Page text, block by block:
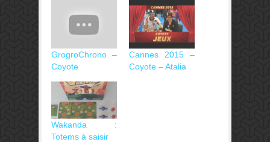
GrogroChrono –
Coyote
Cannes 2015 –
Coyote – Atalia
Wakanda :
Totems à saisir